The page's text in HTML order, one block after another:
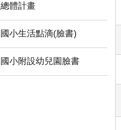
體計畫
小生活點滴(臉書)
小附設幼兒園臉書